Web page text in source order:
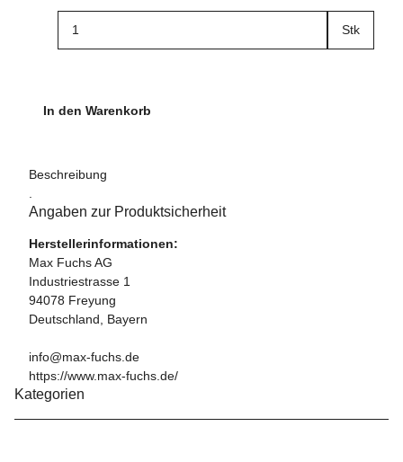
Stk
In den Warenkorb
Beschreibung
Angaben zur Produktsicherheit
Herstellerinformationen:
Max Fuchs AG
Industriestrasse 1
94078 Freyung
Deutschland, Bayern
info@max-fuchs.de
https://www.max-fuchs.de/
Kategorien